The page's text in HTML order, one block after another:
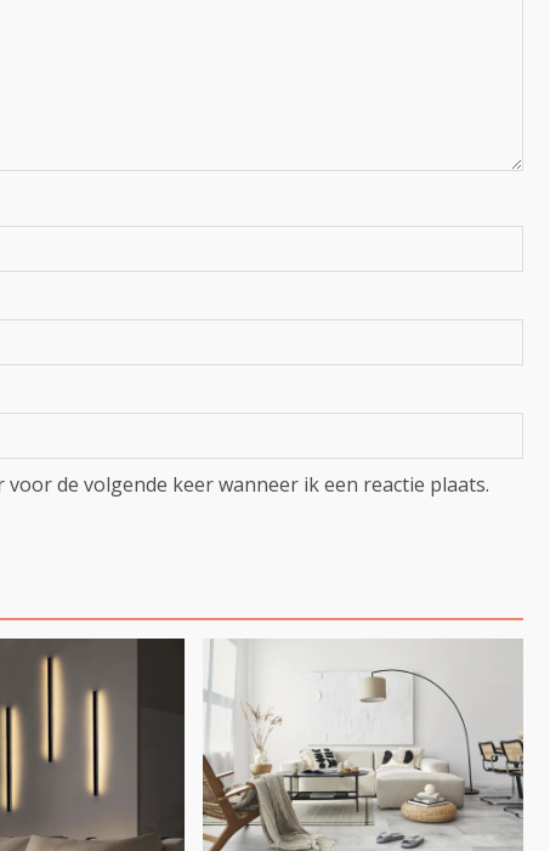
de volgende keer wanneer ik een reactie plaats.